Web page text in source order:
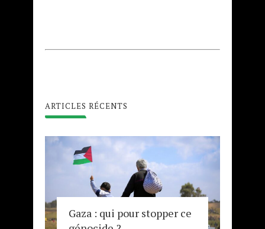
ARTICLES RÉCENTS
Gaza : qui pour stopper ce